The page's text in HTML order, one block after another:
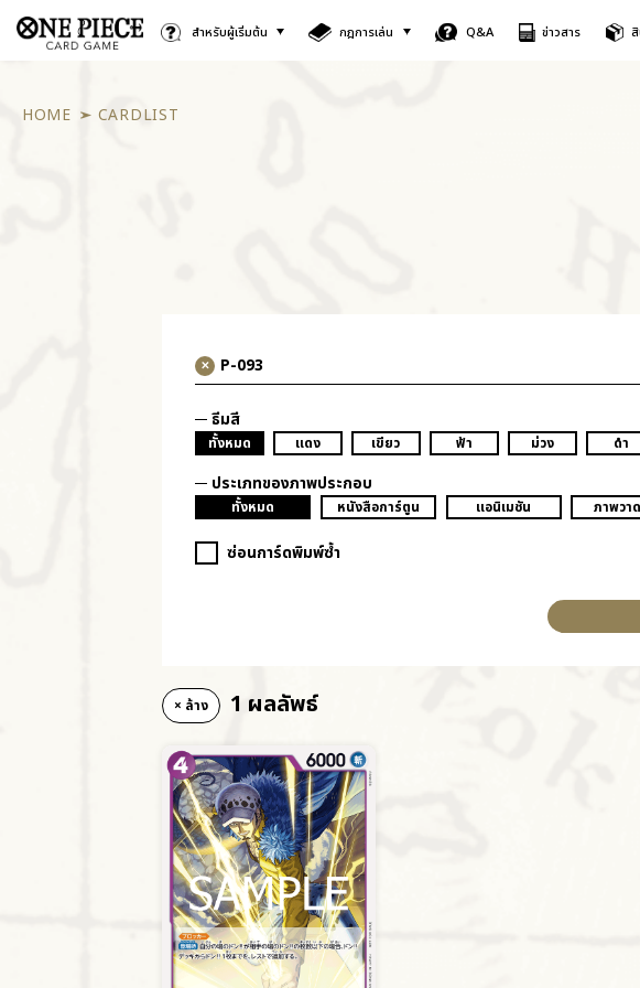
สำหรับผู้เริ่มต้น กฎการเล่น Q&A ข่าวสาร
HOME CARDLIST
ธีมสี
ทั้งหมด แดง เขียว ฟ้า ม่วง ดำ
ประเภทของภาพประกอบ
ทั้งหมด หนังสือการ์ตูน แอนิเมชัน ภาพวา
ซ่อนการ์ดพิมพ์ซ้ำ
× ล้าง 1 ผลลัพธ์